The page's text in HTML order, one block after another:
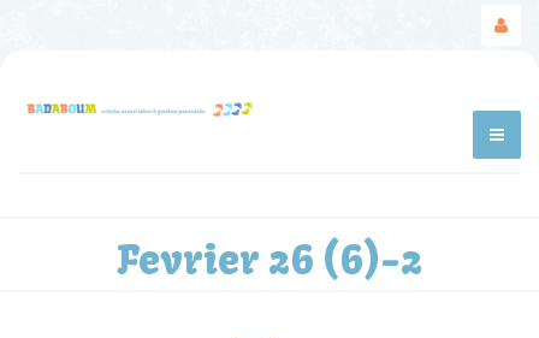
Fevrier 26 (6)-2